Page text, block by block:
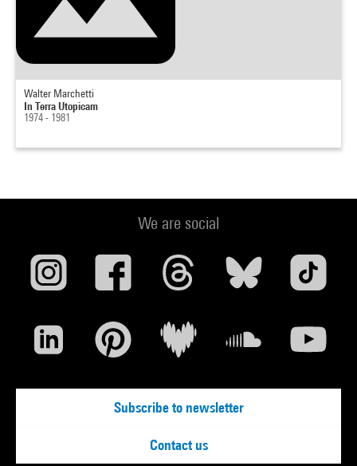
Walter Marchetti
In Terra Utopicam
1974 - 1981
We are social
Subscribe to newsletter
Contact us